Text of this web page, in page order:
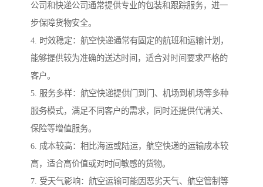
公司和快递公司通常提供专业的包装和跟踪服务，进一
步保障货物安全。
4. 时效稳定：航空快递通常有固定的航班和运输计划，
能够提供较为准确的送达时间，适合对时间要求严格的
客户。
5. 服务多样：航空快递提供门到门、机场到机场等多种
服务模式，满足不同客户的需求，同时还提供代清关、
保险等增值服务。
6. 成本较高：相比海运或陆运，航空快递的运输成本较
高，适合高价值或对时间敏感的货物。
7. 受天气影响：航空运输可能因恶劣天气、航空管制等